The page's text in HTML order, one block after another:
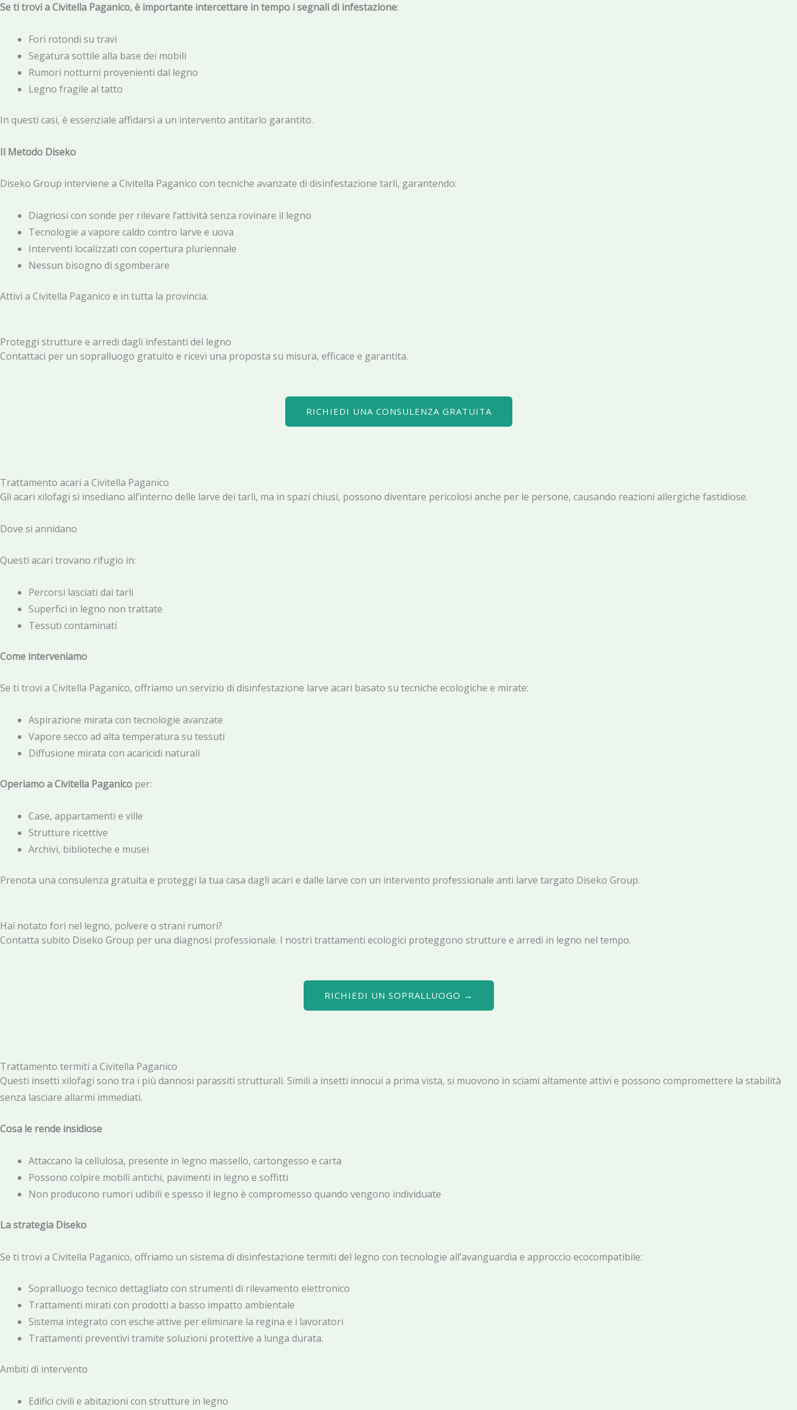
Se ti trovi a Civitella Paganico, è importante intercettare in tempo i segnali di infestazione:
Fori rotondi su travi
Segatura sottile alla base dei mobili
Rumori notturni provenienti dal legno
Legno fragile al tatto
In questi casi, è essenziale affidarsi a un intervento antitarlo garantito.
Il Metodo Diseko
Diseko Group interviene a Civitella Paganico con tecniche avanzate di disinfestazione tarli, garantendo:
Diagnosi con sonde per rilevare l’attività senza rovinare il legno
Tecnologie a vapore caldo contro larve e uova
Interventi localizzati con copertura pluriennale
Nessun bisogno di sgomberare
Attivi a Civitella Paganico e in tutta la provincia.
Proteggi strutture e arredi dagli infestanti del legno
Contattaci per un sopralluogo gratuito e ricevi una proposta su misura, efficace e garantita.
RICHIEDI UNA CONSULENZA GRATUITA
Trattamento acari a Civitella Paganico
Gli acari xilofagi si insediano all’interno delle larve dei tarli, ma in spazi chiusi, possono diventare pericolosi anche per le persone, causando reazioni allergiche fastidiose.
Dove si annidano
Questi acari trovano rifugio in:
Percorsi lasciati dai tarli
Superfici in legno non trattate
Tessuti contaminati
Come interveniamo
Se ti trovi a Civitella Paganico, offriamo un servizio di disinfestazione larve acari basato su tecniche ecologiche e mirate:
Aspirazione mirata con tecnologie avanzate
Vapore secco ad alta temperatura su tessuti
Diffusione mirata con acaricidi naturali
Operiamo a Civitella Paganico per:
Case, appartamenti e ville
Strutture ricettive
Archivi, biblioteche e musei
Prenota una consulenza gratuita e proteggi la tua casa dagli acari e dalle larve con un intervento professionale anti larve targato Diseko Group.
Hai notato fori nel legno, polvere o strani rumori?
Contatta subito Diseko Group per una diagnosi professionale. I nostri trattamenti ecologici proteggono strutture e arredi in legno nel tempo.
RICHIEDI UN SOPRALLUOGO →
Trattamento termiti a Civitella Paganico
Questi insetti xilofagi sono tra i più dannosi parassiti strutturali. Simili a insetti innocui a prima vista, si muovono in sciami altamente attivi e possono compromettere la stabilità
senza lasciare allarmi immediati.
Cosa le rende insidiose
Attaccano la cellulosa, presente in legno massello, cartongesso e carta
Possono colpire mobili antichi, pavimenti in legno e soffitti
Non producono rumori udibili e spesso il legno è compromesso quando vengono individuate
La strategia Diseko
Se ti trovi a Civitella Paganico, offriamo un sistema di disinfestazione termiti del legno con tecnologie all’avanguardia e approccio ecocompatibile:
Sopralluogo tecnico dettagliato con strumenti di rilevamento elettronico
Trattamenti mirati con prodotti a basso impatto ambientale
Sistema integrato con esche attive per eliminare la regina e i lavoratori
Trattamenti preventivi tramite soluzioni protettive a lunga durata.
Ambiti di intervento
Edifici civili e abitazioni con strutture in legno